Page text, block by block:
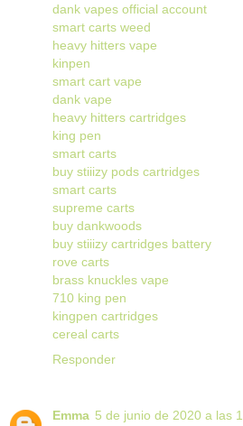
dank vapes official account
smart carts weed
heavy hitters vape
kinpen
smart cart vape
dank vape
heavy hitters cartridges
king pen
smart carts
buy stiiizy pods cartridges
smart carts
supreme carts
buy dankwoods
buy stiiizy cartridges battery
rove carts
brass knuckles vape
710 king pen
kingpen cartridges
cereal carts
Responder
Emma 5 de junio de 2020 a las